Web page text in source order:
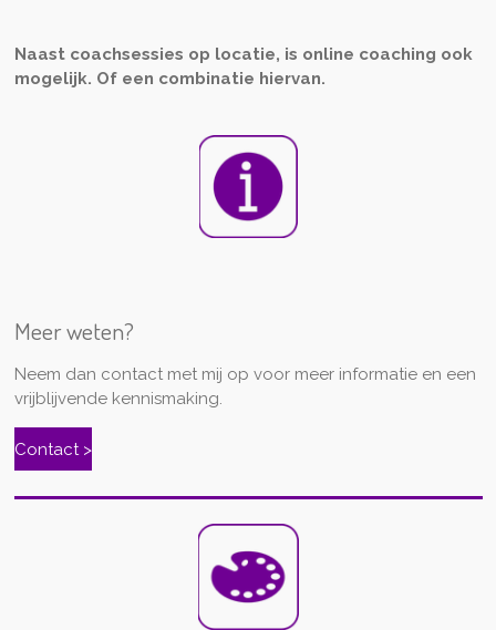
Naast coachsessies op locatie, is online coaching ook
mogelijk. Of een combinatie hiervan.
Meer weten?
Neem dan contact met mij op voor meer informatie en een
vrijblijvende kennismaking.
Contact >